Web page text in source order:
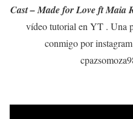
Cast – Made for Love ft Maia
vídeo tutorial en YT . Una
conmigo por instagram